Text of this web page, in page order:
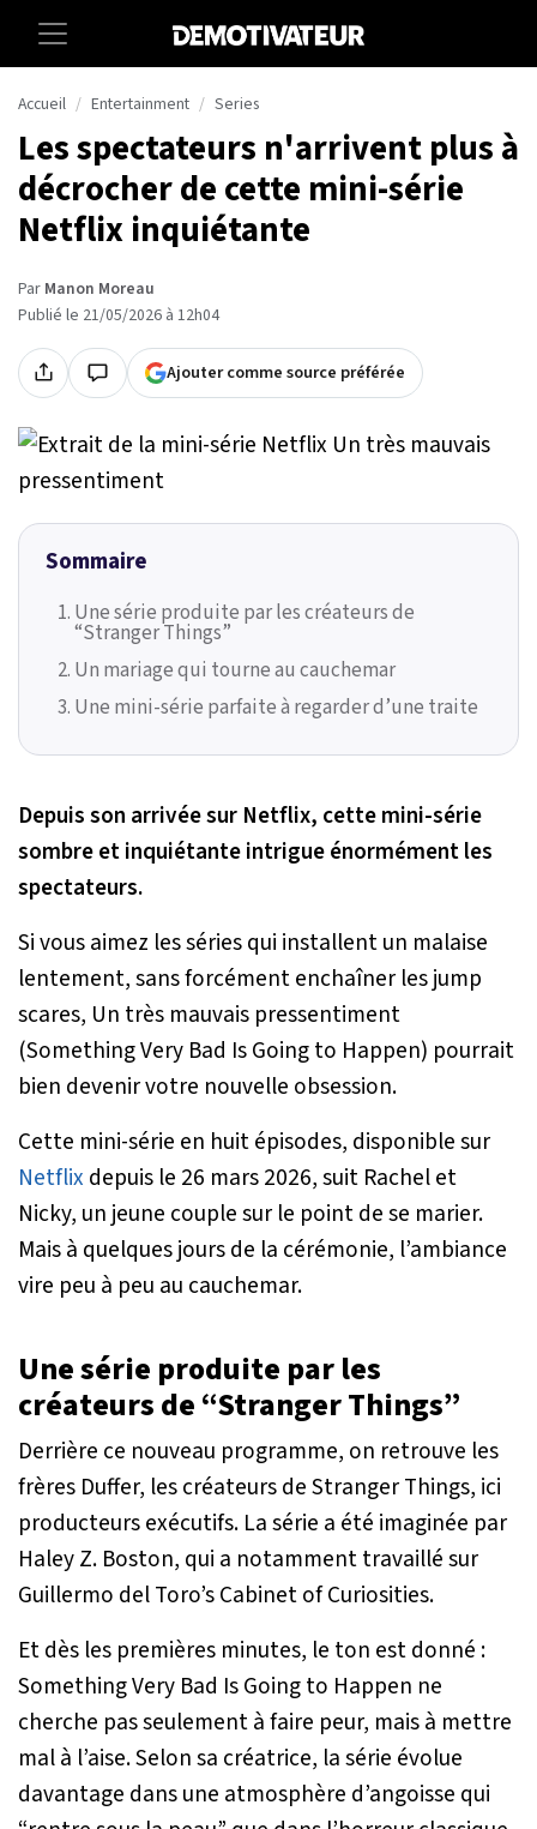
Accueil Entertainment Series
Les spectateurs n'arrivent plus à
décrocher de cette mini-série
Netflix inquiétante
Par Manon Moreau
Publié le 21/05/2026 à 12h04
Ajouter comme source préférée
Sommaire
Une série produite par les créateurs de
“Stranger Things”
Un mariage qui tourne au cauchemar
Une mini-série parfaite à regarder d’une traite
Depuis son arrivée sur Netflix, cette mini-série
sombre et inquiétante intrigue énormément les
spectateurs.
Si vous aimez les séries qui installent un malaise
lentement, sans forcément enchaîner les jump
scares, Un très mauvais pressentiment
(Something Very Bad Is Going to Happen) pourrait
bien devenir votre nouvelle obsession.
Cette mini-série en huit épisodes, disponible sur
Netflix depuis le 26 mars 2026, suit Rachel et
Nicky, un jeune couple sur le point de se marier.
Mais à quelques jours de la cérémonie, l’ambiance
vire peu à peu au cauchemar.
Une série produite par les
créateurs de “Stranger Things”
Derrière ce nouveau programme, on retrouve les
frères Duffer, les créateurs deStranger Things, ici
producteurs exécutifs. La série a été imaginée par
Haley Z. Boston, qui a notamment travaillé sur
Guillermo del Toro’s Cabinet of Curiosities.
Et dès les premières minutes, le ton est donné :
Something Very Bad Is Going to Happen ne
cherche pas seulement à faire peur, mais à mettre
mal à l’aise. Selon sa créatrice, la série évolue
davantage dans une atmosphère d’angoisse qui